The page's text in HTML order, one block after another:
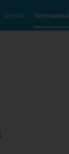
Domů Seznamka